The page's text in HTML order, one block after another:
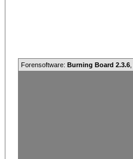
Forensoftware: Burning Board 2.3.6